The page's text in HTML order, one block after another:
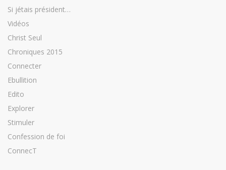
Si jétais président…
Vidéos
Christ Seul
Chroniques 2015
Connecter
Ebullition
Edito
Explorer
Stimuler
Confession de foi
ConnecT